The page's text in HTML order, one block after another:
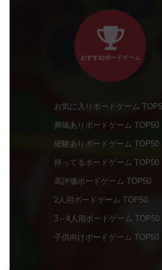
おすすめボードゲーム
お気に入りボードゲーム
興味ありボードゲーム TOP50
経験ありボードゲーム TOP50
持ってるボードゲーム TOP50
高評価ボードゲーム TOP50
2人用ボードゲーム TOP50
3～4人用ボードゲーム TOP50
子供向けボードゲーム TOP50